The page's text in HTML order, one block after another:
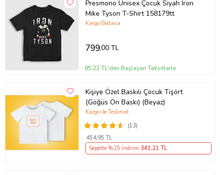
Presmono Unisex Çocuk Siyah Iron
Mike Tyson T-Shirt 158179tt
Kargo Bedava
799,00 TL
85,22 TL'den Başlayan Taksitlerle
Kişiye Özel Baskılı Çocuk Tişört
(Göğüs Ön Baskı) (Beyaz)
(13)
Kargo ile Teslimat
454,95 TL
Sepette %25 İndirim 341,21 TL